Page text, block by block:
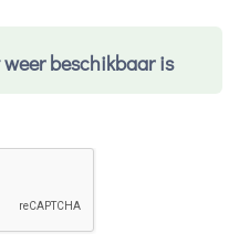
beschikbaar is